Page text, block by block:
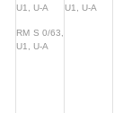
U1, U-A
RM S 0/63,
U1, U-A
U1, U-A